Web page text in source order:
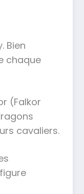
Bien
chaque
(Falkor
cavaliers.